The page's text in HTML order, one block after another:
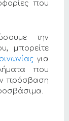
που
την
μπορείτε
για
που
πρόσβαση